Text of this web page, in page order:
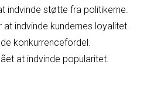
indvinde støtte fra politikerne.
at indvinde kundernes loyalitet.
konkurrencefordel.
at indvinde popularitet.